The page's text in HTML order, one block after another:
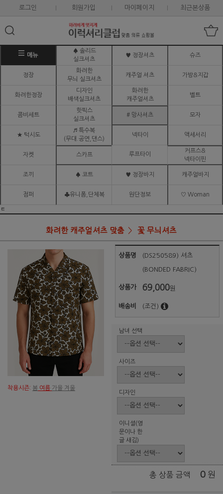
로그인 회원가입 마이페이지 최근본상품
메뉴
♠ 솔리드
실크셔츠
♥ 정장셔츠 슈즈
정장
화려한
무늬 실크셔츠
캐주얼 셔츠 가방&지갑
화려한정장
디자인
배색실크셔츠
화려한
캐주얼셔츠
벨트
콤비세트
핫픽스
실크셔츠
# 망사셔츠 모자
★ 턱시도
♬ 특수복
(무대.공연,댄스)
넥타이 액세서리
자켓 스카프 루프타이
커프스&
넥타이핀
조끼 ♠ 코트 ♥ 정장바지 캐주얼바지
점퍼 ♣유니폼,단체복 원단정보 ♡ Woman
ㅌ
화려한 캐주얼셔츠 맞춤 꽃 무늬셔츠
착용시즌: 봄 여름 가을 겨울
상품명 (DS250589) 셔츠
(BONDED FABRIC)
상품가 69,000원
배송비 (조건)
남녀 선택
사이즈
디자인
이니셜(영
문이나 한
글 새김)
총 상품 금액 0 원